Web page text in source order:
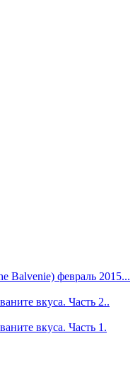
Balvenie) февраль 2015...
вкуса. Часть 2..
вкуса. Часть 1.